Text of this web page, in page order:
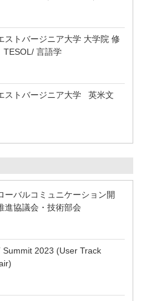
ストバージニア大学 大学院 修
言語学
ストバージニア大学 英米文
ーバルコミュニケーション開
進協議会・技術部会
Summit 2023 (User Track